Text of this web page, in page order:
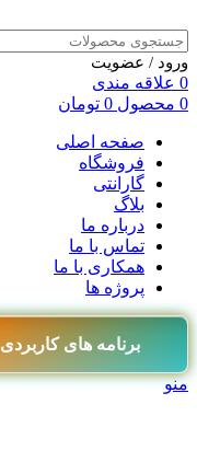
ورود / عضویت
0 علاقه مندی
0 محصول 0 تومان
صفحه اصلی
فروشگاه
گارانتی
بلاگ
درباره ما
تماس با ما
همکاری با ما
پروژه ها
برنامه های کاربردی
منو